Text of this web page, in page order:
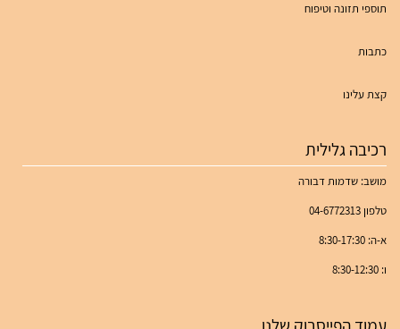
תוספי תזונה וטיפוח
כתבות
קצת עלינו
רכיבה גלילית
מושב: שדמות דבורה
טלפון 04-6772313
א-ה: 8:30-17:30
ו: 8:30-12:30